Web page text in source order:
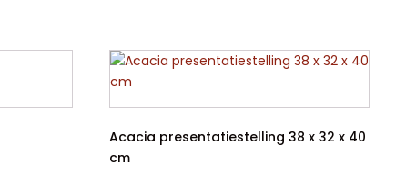
Acacia presentatiestelling 38 x 32 x 40
cm